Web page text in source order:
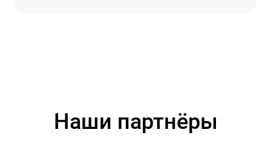
Наши партнёры